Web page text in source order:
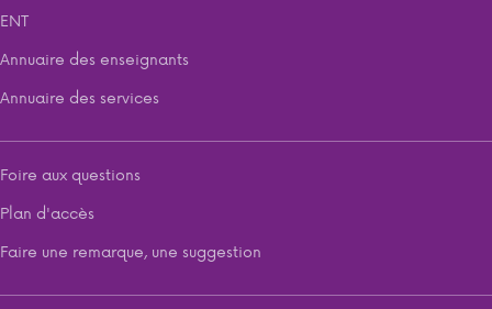
ENT
Annuaire des enseignants
Annuaire des services
Foire aux questions
Plan d'accès
Faire une remarque, une suggestion